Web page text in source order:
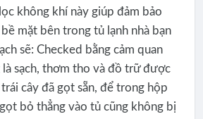
không khí này giúp đảm bảo
mặt bên trong tủ lạnh nhà bạn
sẽ: Checked bằng cảm quan
là sạch, thơm tho và đồ trữ được
trái cây đã gọt sẵn, để trong hộp
bỏ thẳng vào tủ cũng không bị